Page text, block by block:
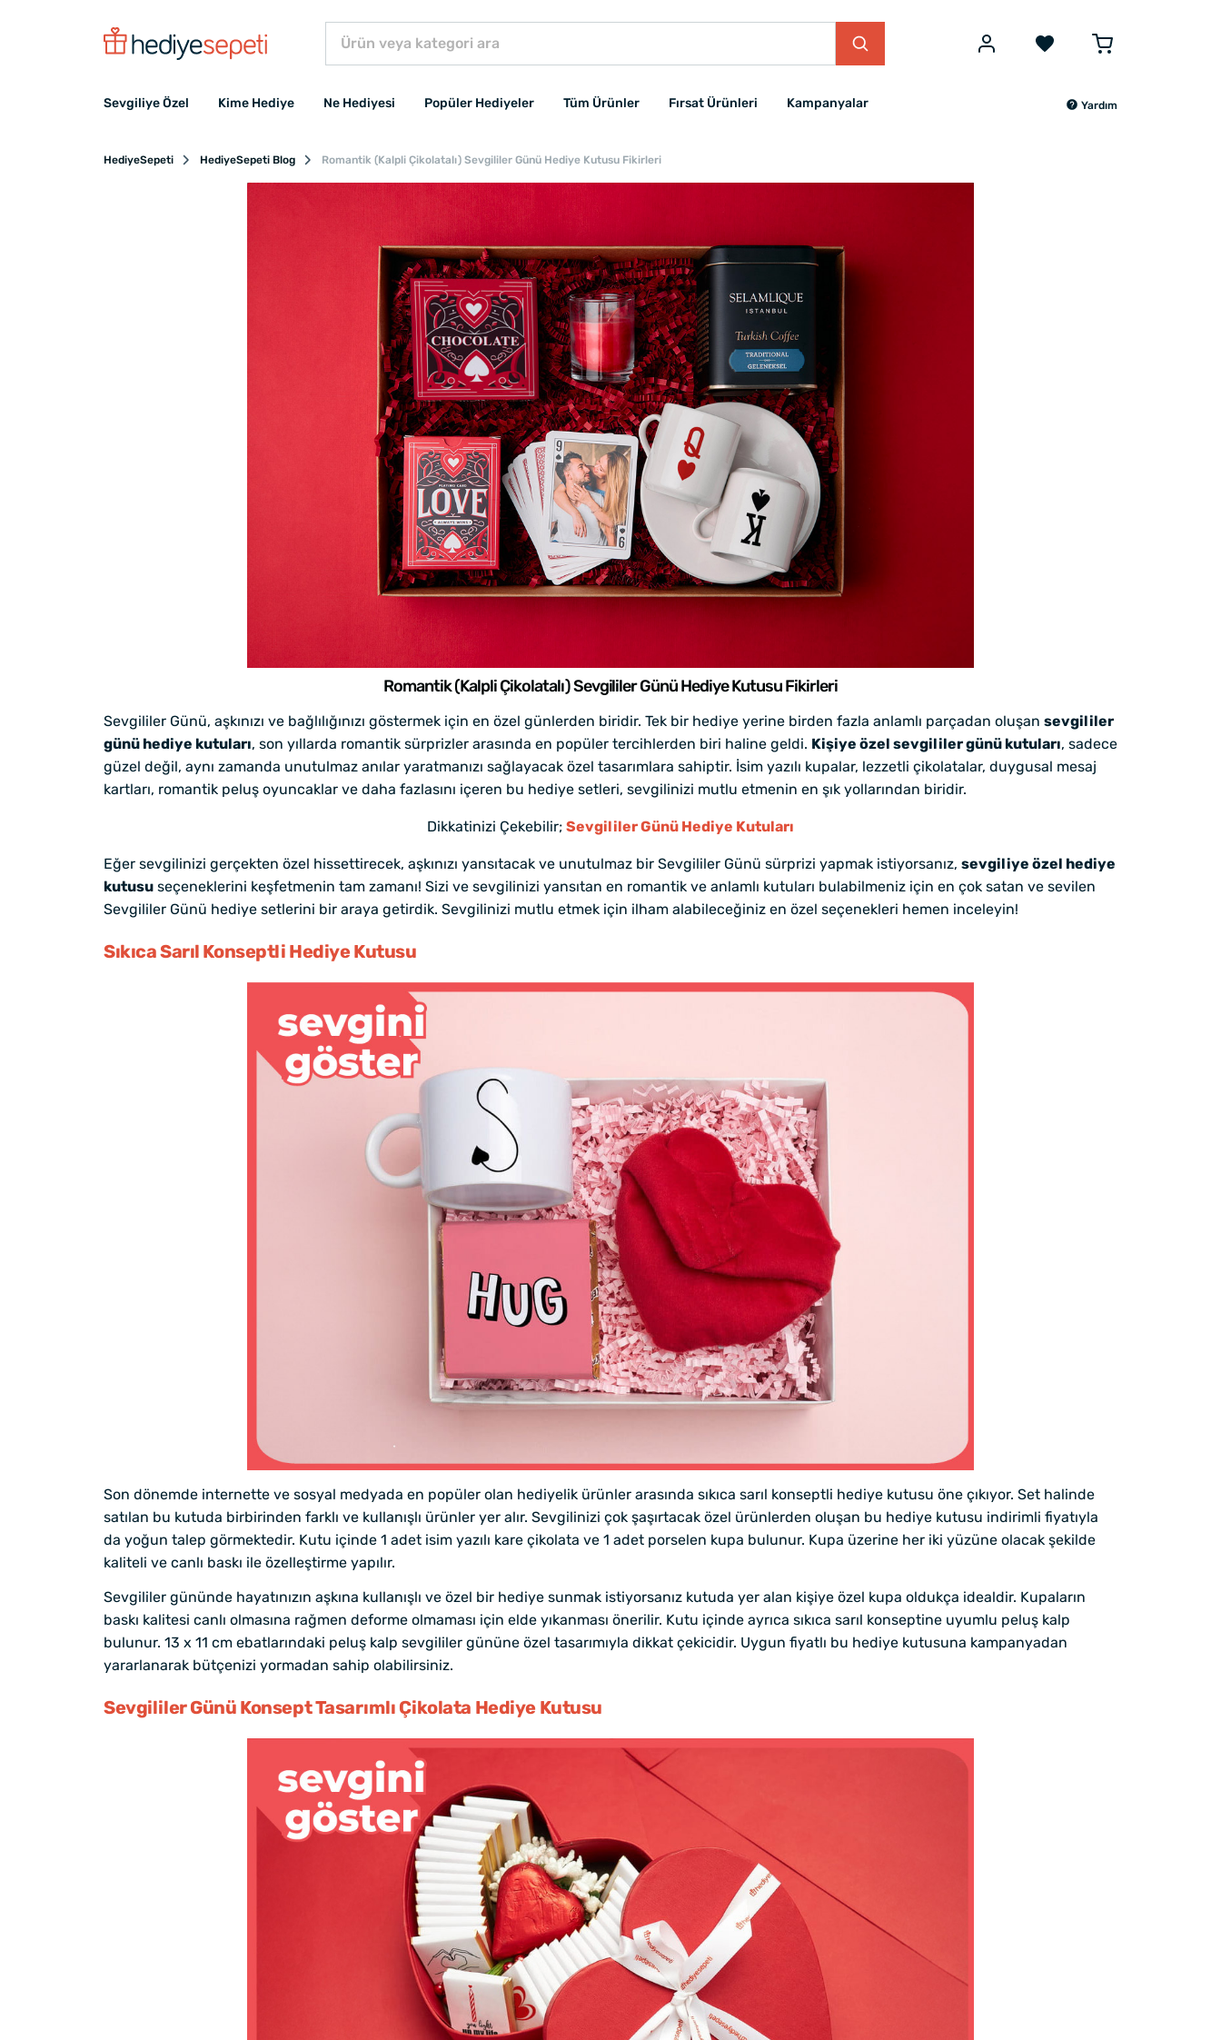
Sevgiliye Özel Kime Hediye Ne Hediyesi Popüler Hediyeler Tüm Ürünler Fırsat Ürünleri Kampanyalar Yardım
HediyeSepeti HediyeSepeti Blog Romantik (Kalpli Çikolatalı) Sevgililer Günü Hediye Kutusu Fikirleri
Romantik (Kalpli Çikolatalı) Sevgililer Günü Hediye Kutusu Fikirleri
Sevgililer Günü, aşkınızı ve bağlılığınızı göstermek için en özel günlerden biridir. Tek bir hediye yerine birden fazla anlamlı parçadan oluşan sevgililer
günü hediye kutuları, son yıllarda romantik sürprizler arasında en popüler tercihlerden biri haline geldi. Kişiye özel sevgililer günü kutuları, sadece
güzel değil, aynı zamanda unutulmaz anılar yaratmanızı sağlayacak özel tasarımlara sahiptir. İsim yazılı kupalar, lezzetli çikolatalar, duygusal mesaj
kartları, romantik peluş oyuncaklar ve daha fazlasını içeren bu hediye setleri, sevgilinizi mutlu etmenin en şık yollarından biridir.
Dikkatinizi Çekebilir; Sevgililer Günü Hediye Kutuları
Eğer sevgilinizi gerçekten özel hissettirecek, aşkınızı yansıtacak ve unutulmaz bir Sevgililer Günü sürprizi yapmak istiyorsanız, sevgiliye özel hediye
kutusu seçeneklerini keşfetmenin tam zamanı! Sizi ve sevgilinizi yansıtan en romantik ve anlamlı kutuları bulabilmeniz için en çok satan ve sevilen
Sevgililer Günü hediye setlerini bir araya getirdik. Sevgilinizi mutlu etmek için ilham alabileceğiniz en özel seçenekleri hemen inceleyin!
Sıkıca Sarıl Konseptli Hediye Kutusu
Son dönemde internette ve sosyal medyada en popüler olan hediyelik ürünler arasında sıkıca sarıl konseptli hediye kutusu öne çıkıyor. Set halinde
satılan bu kutuda birbirinden farklı ve kullanışlı ürünler yer alır. Sevgilinizi çok şaşırtacak özel ürünlerden oluşan bu hediye kutusu indirimli fiyatıyla
da yoğun talep görmektedir. Kutu içinde 1 adet isim yazılı kare çikolata ve 1 adet porselen kupa bulunur. Kupa üzerine her iki yüzüne olacak şekilde
kaliteli ve canlı baskı ile özelleştirme yapılır.
Sevgililer gününde hayatınızın aşkına kullanışlı ve özel bir hediye sunmak istiyorsanız kutuda yer alan kişiye özel kupa oldukça idealdir. Kupaların
baskı kalitesi canlı olmasına rağmen deforme olmaması için elde yıkanması önerilir. Kutu içinde ayrıca sıkıca sarıl konseptine uyumlu peluş kalp
bulunur. 13 x 11 cm ebatlarındaki peluş kalp sevgililer gününe özel tasarımıyla dikkat çekicidir. Uygun fiyatlı bu hediye kutusuna kampanyadan
yararlanarak bütçenizi yormadan sahip olabilirsiniz.
Sevgililer Günü Konsept Tasarımlı Çikolata Hediye Kutusu